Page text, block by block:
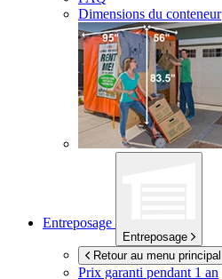
Dimensions du conteneur
Entreposage
Entreposage
Retour au menu principal
Prix garanti pendant 1 an